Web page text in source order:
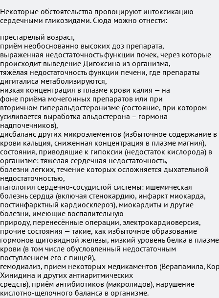
Некоторые обстоятельства провоцируют интоксикацию
сердечными гликозидами. Сюда можно отнести:
престарелый возраст,
приём необоснованно высоких доз препарата,
выраженная недостаточность функции почек, через которые
происходит выведение Дигоксина из организма,
тяжёлая недостаточность функции печени, где препараты
дигиталиса метаболизируются,
низкая концентрация в плазме крови калия — на
фоне приёма мочегонных препаратов или при
вторичном гиперальдостеронизме (состояние, при котором
усиливается выработка альдостерона – гормона
надпочечников),
дисбаланс других микроэлементов (избыточное содержание в
крови кальция, сниженная концентрация в плазме магния),
состояния, приводящие к гипоксии (недостаток кислорода) в
организме: тяжёлая сердечная недостаточность,
болезни лёгких, течение которых осложняется дыхательной
недостаточностью,
патология сердечно-сосудистой системы: ишемическая
болезнь сердца (включая стенокардию, инфаркт миокарда,
постинфарктный кардиосклероз), миокардиты и другие
болезни, имеющие воспалительную
природу, перенесённые операции, электрокардиоверсия,
прочие состояния — такие, как избыточное образование
гормонов щитовидной железы, низкий уровень белка в плазме
крови (в том числе обусловленный недостаточным
поступлением его с пищей),
гемодиализ, приём некоторых медикаментов (Верапамила,
Хинидина и других антиаритмических
средств), приём антибиотиков (макролидов), нарушение
кислотно-щелочного баланса в организме.